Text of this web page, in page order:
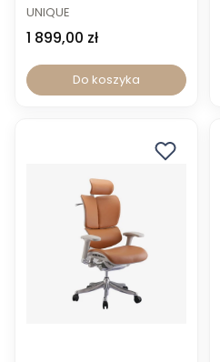
UNIQUE
1 899,00 zł
Do koszyka